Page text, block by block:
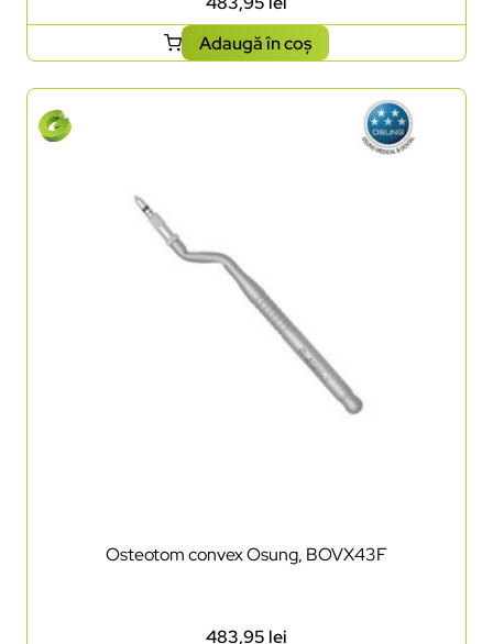
Adaugă în coș
Osteotom convex Osung, BOVX43F
483,95 lei